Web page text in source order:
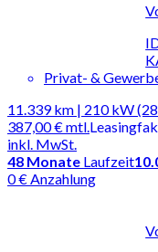
Privat- &
11.339 km | 210 kW
387,00 €mtl.
inkl. MwSt.
48 Monate Laufzeit
0 € Anzahlung